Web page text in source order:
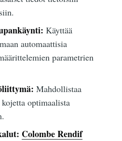
Käyttää
automaattisia
parametrien
Mahdollistaa
optimaalista
Colombe Rendif